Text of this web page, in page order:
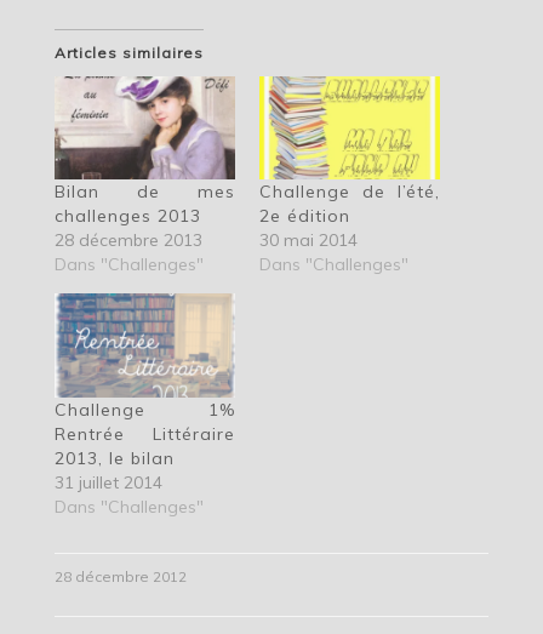
Articles similaires
Bilan de mes
challenges 2013
28 décembre 2013
Dans "Challenges"
Challenge de l’été,
2e édition
30 mai 2014
Dans "Challenges"
Challenge 1%
Rentrée Littéraire
2013, le bilan
31 juillet 2014
Dans "Challenges"
28 décembre 2012